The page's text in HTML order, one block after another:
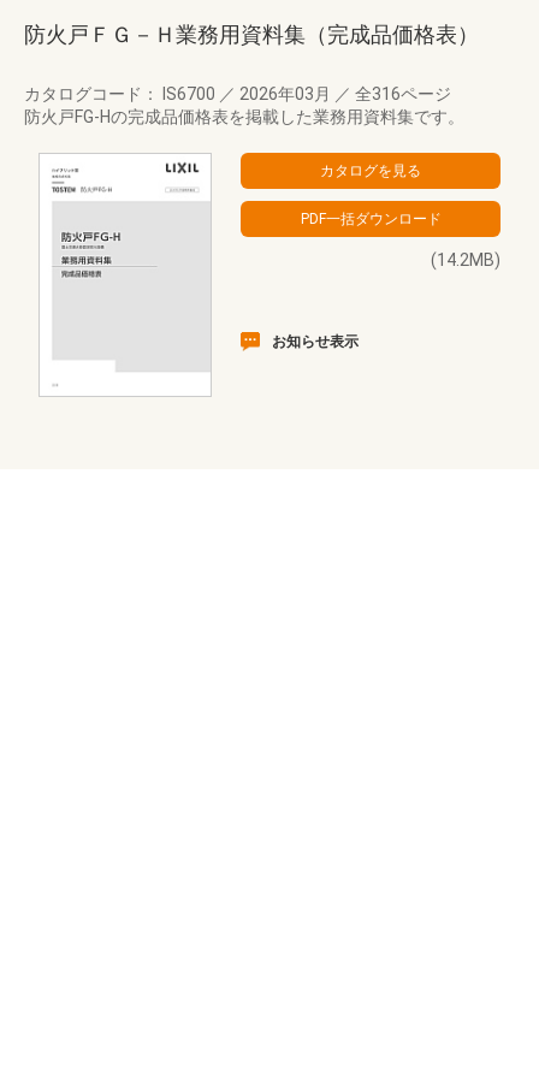
防火戸ＦＧ－Ｈ業務用資料集（完成品価格表）
カタログコード： IS6700 ／ 2026年03月 ／ 全316ページ
防火戸FG-Hの完成品価格表を掲載した業務用資料集です。
(14.2MB)
お知らせ表示